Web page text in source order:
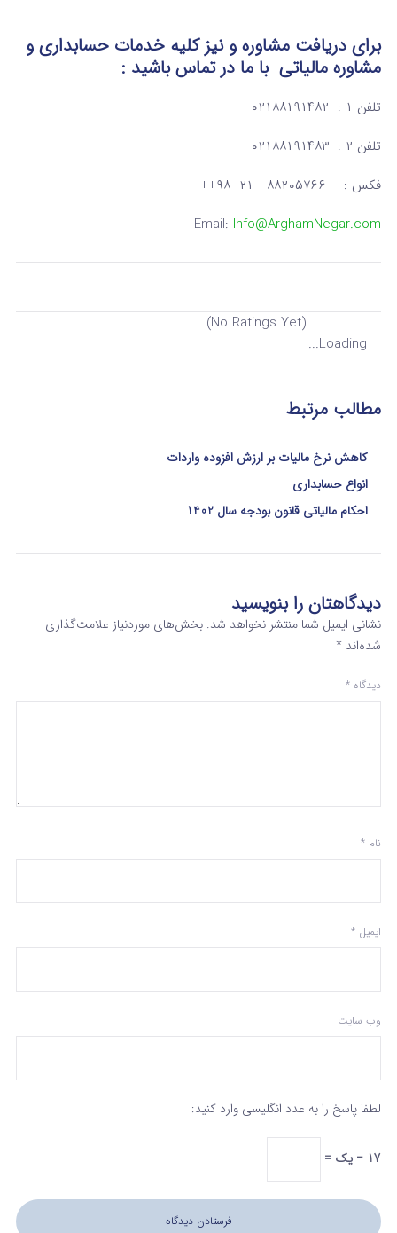
برای دریافت مشاوره و نیز کلیه خدمات حسابداری و
مشاوره مالیاتیبا ما در تماسباشید :
تلفن ۱ : ۰۲۱۸۸۱۹۱۴۸۲
تلفن ۲ : ۰۲۱۸۸۱۹۱۴۸۳
فکس : ۸۸۲۰۵۷۶۶ ۲۱ ۹۸++
Email: Info@ArghamNegar.com
(No Ratings Yet)
Loading...
مطالب مرتبط
کاهش نرخ مالیات بر ارزش افزوده واردات
انواع حسابداری
احکام مالیاتی قانون بودجه سال 1402
دیدگاهتان را بنویسید
نشانی ایمیل شما منتشر نخواهد شد. بخش‌های موردنیاز علامت‌گذاری
شده‌اند *
دیدگاه *
نام *
ایمیل *
وب‌ سایت
لطفا پاسخ را به عدد انگلیسی وارد کنید:
17 − یک =